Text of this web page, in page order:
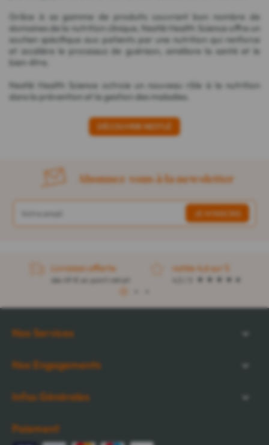
Grâce à sa gamme de produits couvrant bon nombre de
domaines de la nutrition clinique, Nestlé Health Science offre un
soutien spécifique aux patients par une nutrition qui renforce
et accélère le processus de guérison, améliore la santé et le
bien-être.
Nestlé Health Science octroie un nouveau rôle à la nutrition
dans la prévention et la gestion des maladies.
DÉCOUVRIR NESTLÉ
Abonnez-vous à la newsletter
Livraison offerte
dès 49 € en point retrait
notée 4,6 sur 5
Nos Services
Nos Engagements
Infos Générales
Paiement